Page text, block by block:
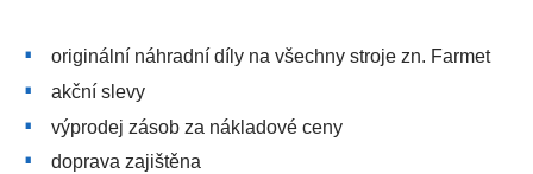
originální náhradní díly na všechny stroje zn. Farmet
akční slevy
výprodej zásob za nákladové ceny
doprava zajištěna